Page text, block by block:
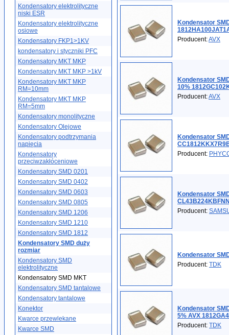
Kondensatory elektrolityczne
niski ESR
Kondensatory elektrolityczne
osiowe
Kondensatory FKP1>1KV
kondensatory i styczniki PFC
Kondensatory MKT MKP
Kondensatory MKT MKP >1kV
Kondensatory MKT MKP
RM=10mm
Kondensatory MKT MKP
RM=5mm
Kondensatory monolityczne
Kondensatory Olejowe
Kondensatory podtrzymania
napięcia
Kondensatory
przeciwzakłóceniowe
Kondensatory SMD 0201
Kondensatory SMD 0402
Kondensatory SMD 0603
Kondensatory SMD 0805
Kondensatory SMD 1206
Kondensatory SMD 1210
Kondensatory SMD 1812
Kondensatory SMD duży
rozmiar
Kondensatory SMD
elektrolityczne
Kondensatory SMD MKT
Kondensatory SMD tantalowe
Kondensatory tantalowe
Konektor
Kwarce przewlekane
Kwarce SMD
Kondensator
Producent:AVX
Kondensator
10%
Producent:AVX
Kondensator
Producent:
Kondensator
Producent:
Kondensator
Producent: TDK
Kondensator
5% AVX
Producent: TDK